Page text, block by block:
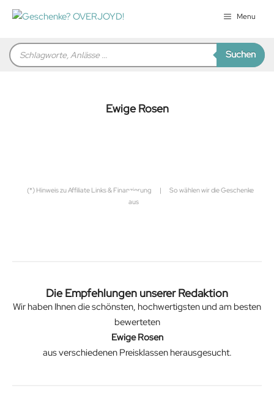
Zum
Inhalt
Menu
Products
search Suchen
Ewige Rosen
(*) Hinweis zu Affiliate Links & Finanzierung |
So wählen wir die Geschenke
aus
Die Empfehlungen unserer Redaktion
Wir haben Ihnen die schönsten, hochwertigsten und am besten
bewerteten
Ewige Rosen
aus verschiedenen Preisklassen herausgesucht.